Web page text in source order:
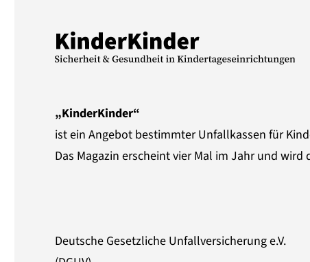
„KinderKinder“
ist ein Angebot bestimmter Unfallkassen für
Das Magazin erscheint vier Mal im Jahr und
Deutsche Gesetzliche Unfallversicherung e.V.